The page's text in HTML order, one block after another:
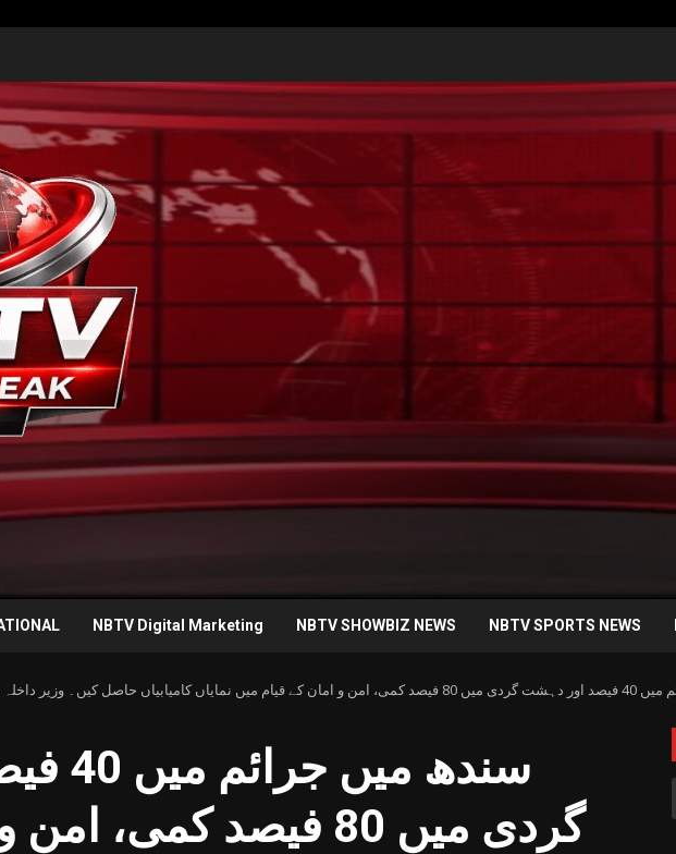
NBTV Digital Marketing NBTV SHOWBIZ NEWS NBTV SPORTS NEWS
وزیر داخلہ سندھ ضیاء الحسن لنجار
سندھ
گردی میں 80 فیصد